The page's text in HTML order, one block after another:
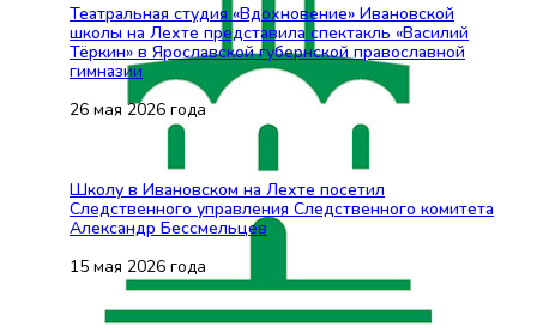
Театральная студия «Вдохновение» Ивановской
школы на Лехте представила спектакль «Василий
Тёркин» в Ярославской губернской православной
гимназии
26 мая 2026 года
Школу в Ивановском на Лехте посетил
Следственного управления Следственного комитета
Александр Бессмельцев
15 мая 2026 года